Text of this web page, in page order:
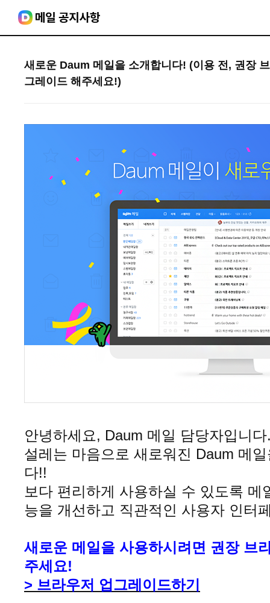
새로운 Daum 메일을 소개합니다! (이용 전, 권장
그레이드 해주세요!)
안녕하세요, Daum 메일 담당자입니다
설레는 마음으로 새로워진 Daum 메
다!!
보다 편리하게 사용하실 수 있도록
능을 개선하고 직관적인 사용자 인터
새로운 메일을 사용하시려면 권장 브
주세요!
> 브라우저 업그레이드하기